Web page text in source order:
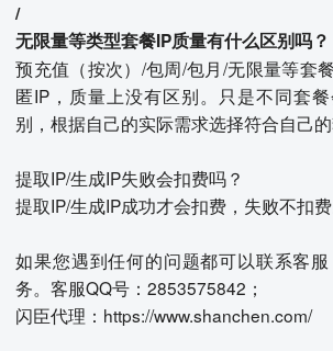
/
无限量等类型套餐IP质量有什么区别吗？
预充值（按次）/包周/包月/无限量等套
匿IP，质量上没有区别。只是不同套
别，根据自己的实际需求选择符合自己的
提取IP/生成IP失败会扣费吗？
提取IP/生成IP成功才会扣费，失败不扣费
如果您遇到任何的问题都可以联系客
务。客服QQ号：2853575842；
闪臣代理：https://www.shanchen.com/